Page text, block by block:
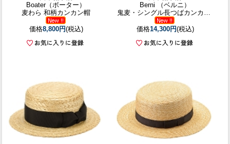
Boater（ボーター）
麦わら 和柄カンカン帽
価格8,800円(税込)
Berni （ベルニ）
鬼麦・シングル長つばカンカン帽
価格14,300円(税込)